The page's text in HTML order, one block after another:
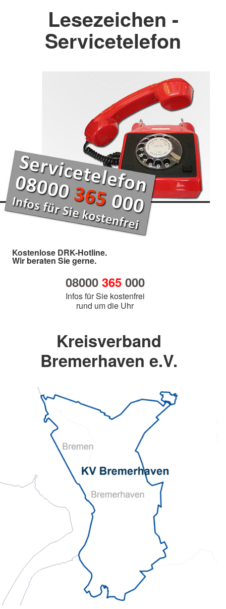
Lesezeichen -
Servicetelefon
Kostenlose DRK-Hotline.
Wir beraten Sie gerne.
08000 365000
Infos für Sie kostenfrei
rund um die Uhr
Kreisverband
Bremerhaven e.V.